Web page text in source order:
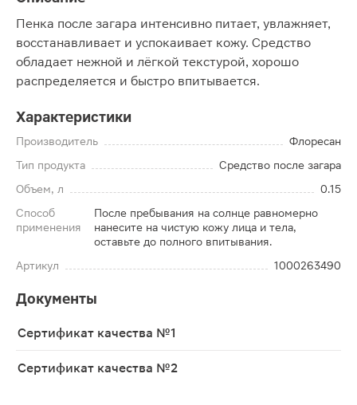
Пенка после загара интенсивно питает, увлажняет,
восстанавливает и успокаивает кожу. Средство
обладает нежной и лёгкой текстурой, хорошо
распределяется и быстро впитывается.
Характеристики
Производитель
Флоресан
Тип продукта
Средство после загара
Объем, л
0.15
Способ
применения
После пребывания на солнце равномерно
нанесите на чистую кожу лица и тела,
оставьте до полного впитывания.
Артикул
1000263490
Документы
Сертификат качества №1
Сертификат качества №2